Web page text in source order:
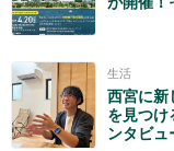
生活
西宮に新
を見つけ
ンタビュ